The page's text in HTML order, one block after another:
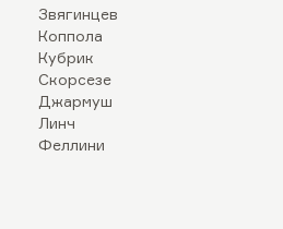
Звягинцев
Коппола
Кубрик
Скорсезе
Джармуш
Линч
Феллини